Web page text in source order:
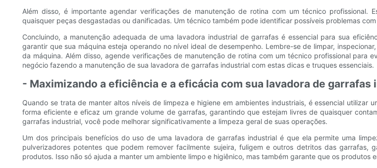
Além disso, é importante agendar verificações de manutenção de rotina com um técnico profissional.
quaisquer peças desgastadas ou danificadas. Um técnico também pode identificar possíveis problemas
Concluindo, a manutenção adequada de uma lavadora industrial de garrafas é essencial para sua
garantir que sua máquina esteja operando no nível ideal de desempenho. Lembre-se de limpar,
da máquina. Além disso, agende verificações de manutenção de rotina com um técnico profissional para
negócio fazendo a manutenção de sua lavadora de garrafas industrial com estas dicas e truques essenciais.
- Maximizando a eficiência e a eficácia com sua lavadora de garrafas
Quando se trata de manter altos níveis de limpeza e higiene em ambientes industriais, é essencial utilizar
forma eficiente e eficaz um grande volume de garrafas, garantindo que estejam livres de quaisquer
garrafas industrial, você pode melhorar significativamente a limpeza geral de suas operações.
Um dos principais benefícios do uso de uma lavadora de garrafas industrial é que ela permite uma
pulverizadores potentes que podem remover facilmente sujeira, fuligem e outros detritos das garrafas,
produtos. Isso não só ajuda a manter um ambiente limpo e higiênico, mas também garante que os produtos